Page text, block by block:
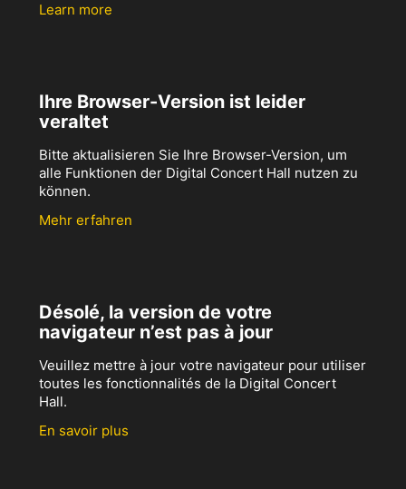
Learn more
Ihre Browser-Version ist leider
veraltet
Bitte aktualisieren Sie Ihre Browser-Version, um
alle Funktionen der Digital Concert Hall nutzen zu
können.
Mehr erfahren
Désolé, la version de votre
navigateur n’est pas à jour
Veuillez mettre à jour votre navigateur pour utiliser
toutes les fonctionnalités de la Digital Concert
Hall.
En savoir plus